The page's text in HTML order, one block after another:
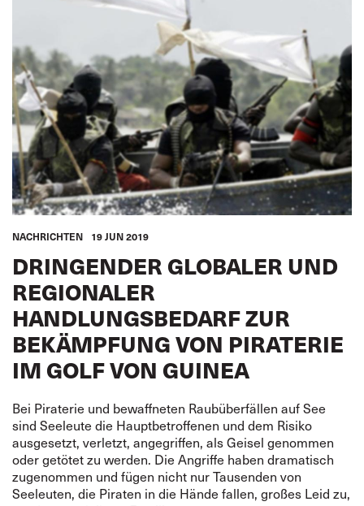
NACHRICHTEN 19 JUN 2019
DRINGENDER GLOBALER UND
REGIONALER
HANDLUNGSBEDARF ZUR
BEKÄMPFUNG VON PIRATERIE
IM GOLF VON GUINEA
Bei Piraterie und bewaffneten Raubüberfällen auf See
sind Seeleute die Hauptbetroffenen und dem Risiko
ausgesetzt, verletzt, angegriffen, als Geisel genommen
oder getötet zu werden. Die Angriffe haben dramatisch
zugenommen und fügen nicht nur Tausenden von
Seeleuten, die Piraten in die Hände fallen, großes Leid zu,